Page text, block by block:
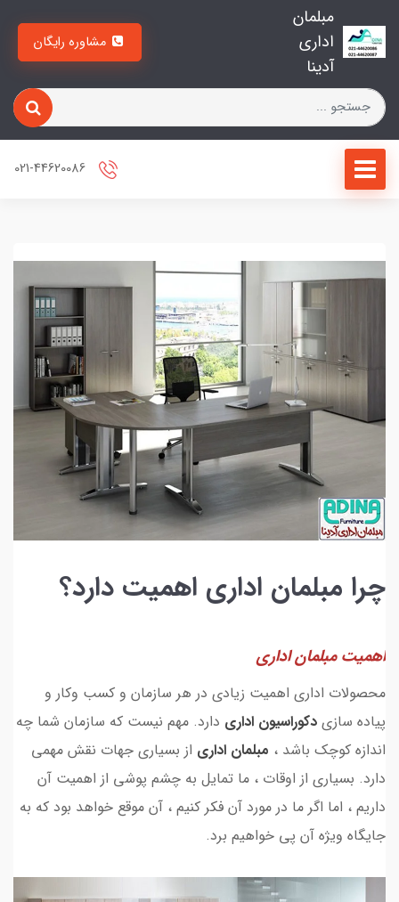
مبلمان
اداری
آدینا
چرا مبلمان اداری اهمیت دارد؟
اهمیت مبلمان اداری
محصولات اداری اهمیت زیادی در هر سازمان و کسب وکار و
پیاده سازی دکوراسیون اداری دارد. مهم نیست که سازمان شما چه
اندازه کوچک باشد ، مبلمان اداری از بسیاری جهات نقش مهمی
دارد. بسیاری از اوقات ، ما تمایل به چشم پوشی از اهمیت آن
داریم ، اما اگر ما در مورد آن فکر کنیم ، آن موقع خواهد بود که به
جایگاه ویژه آن پی خواهیم برد.